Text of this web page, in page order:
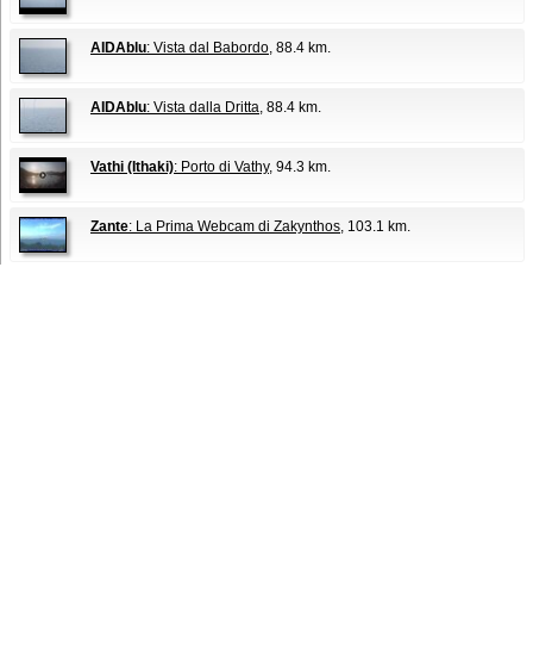
AIDAblu: Vista dal Babordo, 88.4 km.
AIDAblu: Vista dalla Dritta, 88.4 km.
Vathi (Ithaki): Porto di Vathy, 94.3 km.
Zante: La Prima Webcam di Zakynthos, 103.1 km.